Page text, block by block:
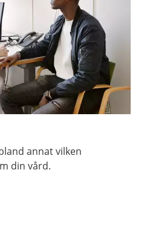
annat vilken
din vård.